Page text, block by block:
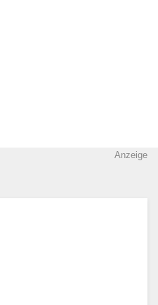
Anzeige